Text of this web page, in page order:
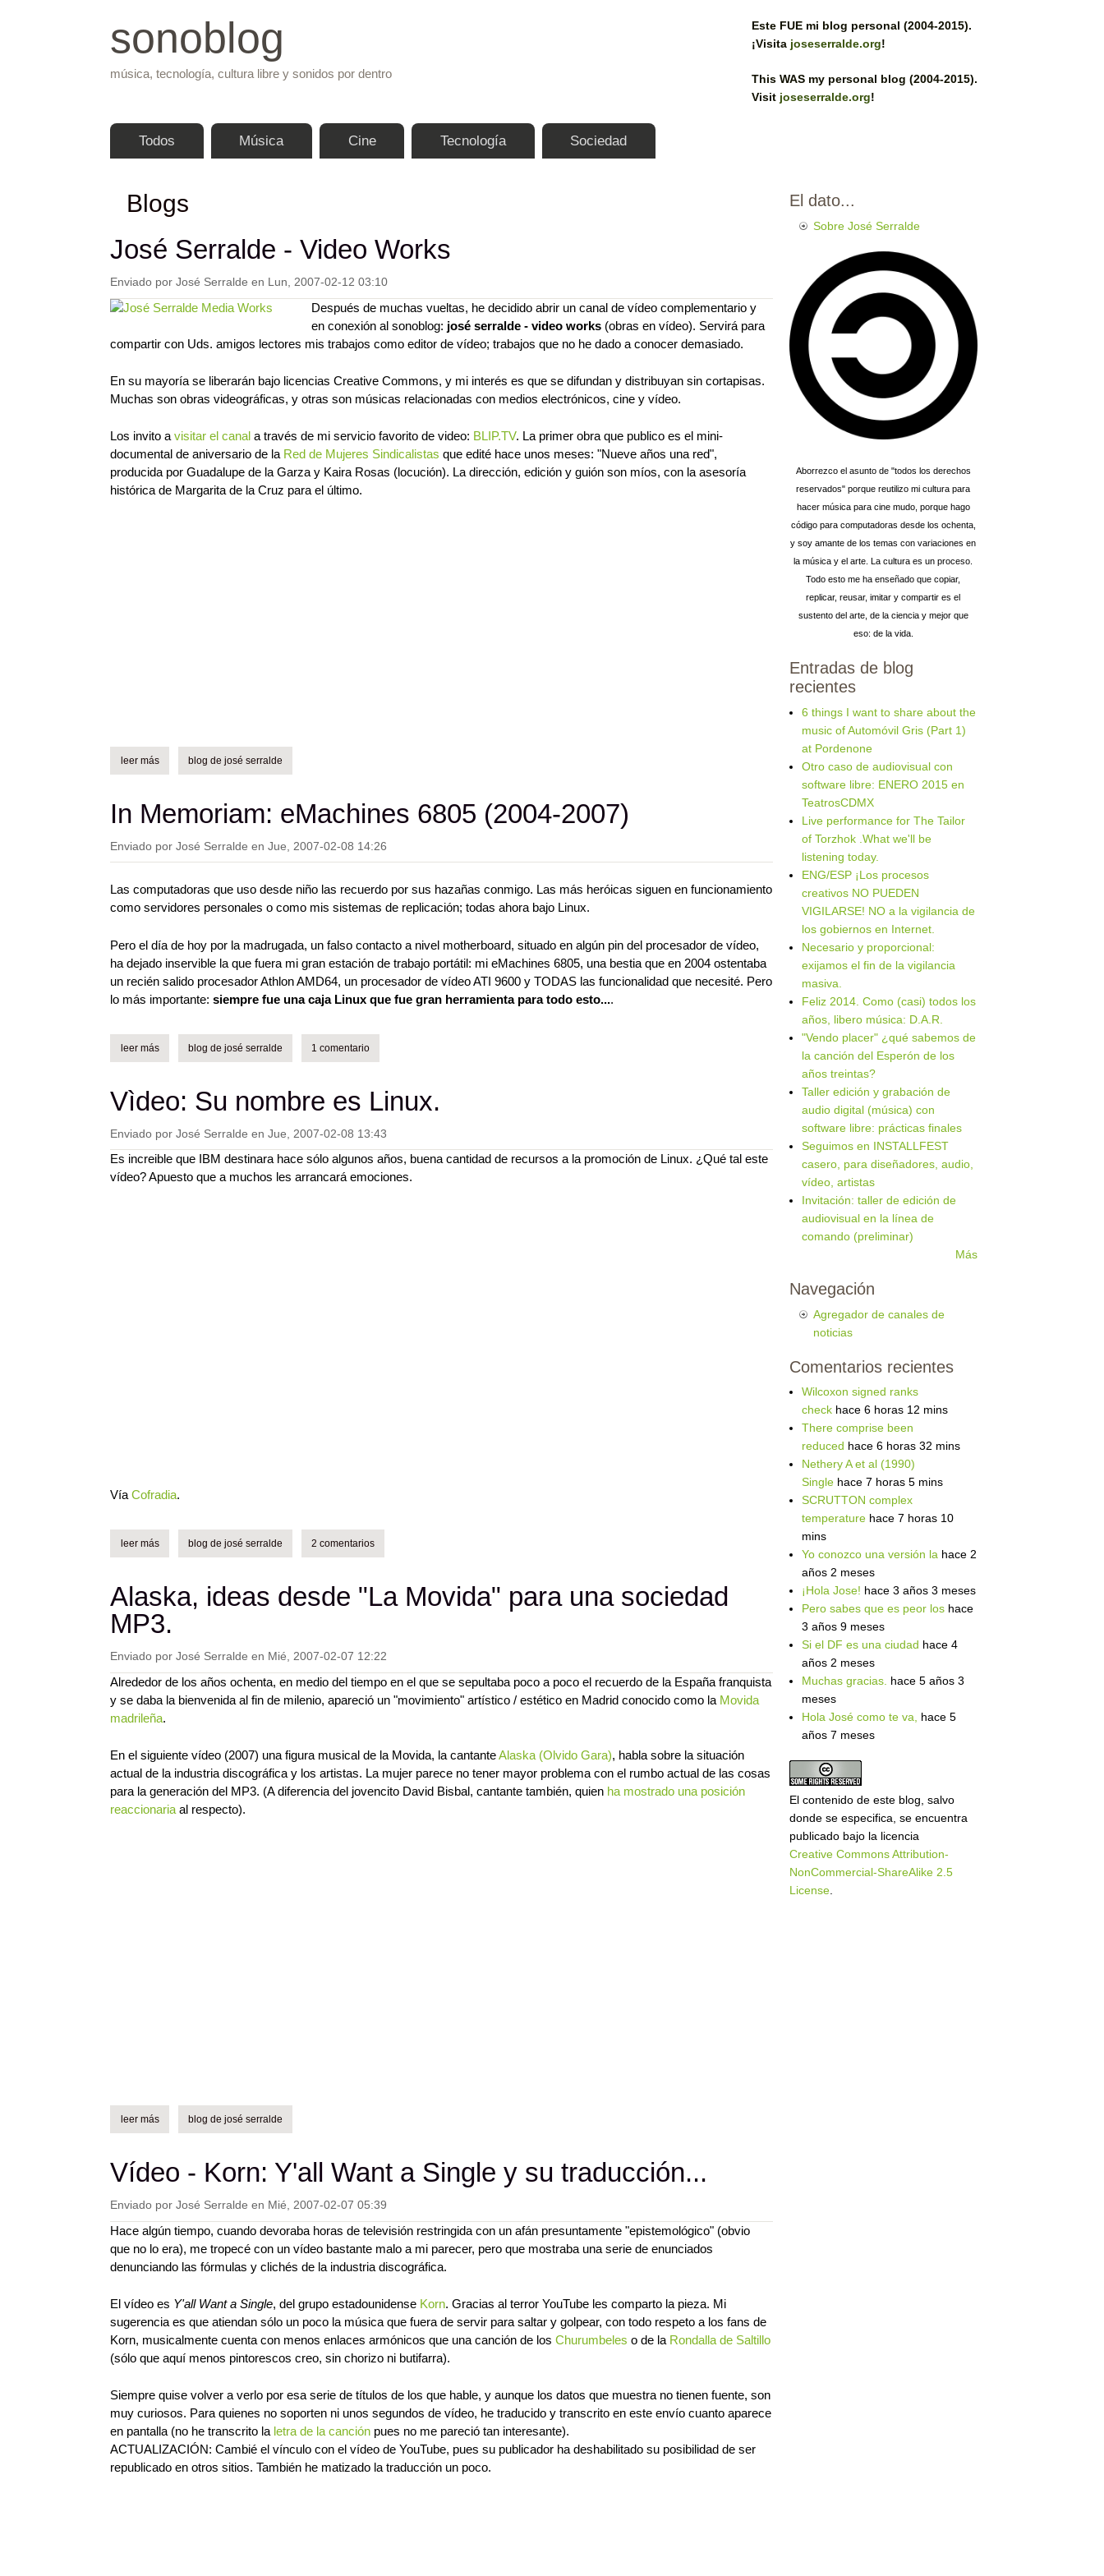
sonoblog
música, tecnología, cultura libre y sonidos por dentro
Este FUE mi blog personal (2004-2015).
¡Visita joseserralde.org!
This WAS my personal blog (2004-2015).
Visit joseserralde.org!
Menú principal
Todos Música Cine Tecnología Sociedad
Blogs
José Serralde - Video Works
Enviado porJosé Serralde en Lun, 2007-02-12 03:10
Después de muchas vueltas, he decidido abrir un canal de vídeo complementario y
en conexión al sonoblog: josé serralde - video works (obras en vídeo). Servirá para
compartir con Uds. amigos lectores mis trabajos como editor de vídeo; trabajos que no he dado a conocer demasiado.
En su mayoría se liberarán bajo licencias Creative Commons, y mi interés es que se difundan y distribuyan sin cortapisas.
Muchas son obras videográficas, y otras son músicas relacionadas con medios electrónicos, cine y vídeo.
Los invito avisitar el canal a través de mi servicio favorito de video: BLIP.TV. La primer obra que publico es el mini-
documental de aniversario de la Red de Mujeres Sindicalistas que edité hace unos meses: "Nueve años una red",
producida por Guadalupe de la Garza y Kaira Rosas (locución). La dirección, edición y guión son míos, con la asesoría
histórica de Margarita de la Cruz para el último.
leer mássobre josé serralde - video works
blog de josé serralde
In Memoriam: eMachines 6805 (2004-2007)
Enviado porJosé Serralde enJue, 2007-02-08 14:26
Las computadoras que uso desde niño las recuerdo por sus hazañas conmigo. Las más heróicas siguen en funcionamiento
como servidores personales o como mis sistemas de replicación; todas ahora bajo Linux.
Pero el día de hoy por la madrugada, un falso contacto a nivel motherboard, situado en algún pin del procesador de vídeo,
ha dejado inservible la que fuera mi gran estación de trabajo portátil: mi eMachines 6805, una bestia que en 2004 ostentaba
un recién salido procesador Athlon AMD64, un procesador de vídeo ATI 9600 y TODAS las funcionalidad que necesité. Pero
lo más importante:siempre fue una caja Linux que fue gran herramienta para todo esto....
leer mássobre in memoriam: emachines 6805 (2004-2007)
blog de josé serralde 1 comentario
Vìdeo: Su nombre es Linux.
Enviado porJosé Serralde enJue, 2007-02-08 13:43
Es increible que IBM destinara hace sólo algunos años, buena cantidad de recursos a la promoción de Linux. ¿Qué tal este
vídeo? Apuesto que a muchos les arrancará emociones.
VíaCofradia.
leer mássobre vìdeo: su nombre es linux.
blog de josé serralde 2 comentarios
Alaska, ideas desde "La Movida" para una sociedad
MP3.
Enviado porJosé Serralde en Mié, 2007-02-07 12:22
Alrededor de los años ochenta, en medio del tiempo en el que se sepultaba poco a poco el recuerdo de la España franquista
y se daba la bienvenida al fin de milenio, apareció un "movimiento" artístico / estético en Madrid conocido como la Movida
madrileña.
En el siguiente vídeo (2007) una figura musical de la Movida, la cantanteAlaska (Olvido Gara), habla sobre la situación
actual de la industria discográfica y los artistas. La mujer parece no tener mayor problema con el rumbo actual de las cosas
para la generación del MP3. (A diferencia del jovencito David Bisbal, cantante también, quien ha mostrado una posición
reaccionaria al respecto).
leer mássobre alaska, ideas desde "la movida" para una sociedad mp3.
blog de josé serralde
Vídeo - Korn: Y'all Want a Single y su traducción...
Enviado porJosé Serralde en Mié, 2007-02-07 05:39
Hace algún tiempo, cuando devoraba horas de televisión restringida con un afán presuntamente "epistemológico" (obvio
que no lo era), me tropecé con un vídeo bastante malo a mi parecer, pero que mostraba una serie de enunciados
denunciando las fórmulas y clichés de la industria discográfica.
El vídeo es Y'all Want a Single, del grupo estadounidense Korn. Gracias al terror YouTube les comparto la pieza. Mi
sugerencia es que atiendan sólo un poco la música que fuera de servir para saltar y golpear, con todo respeto a los fans de
Korn, musicalmente cuenta con menos enlaces armónicos que una canción de losChurumbeles o de la Rondalla de Saltillo
(sólo que aquí menos pintorescos creo, sin chorizo ni butifarra).
Siempre quise volver a verlo por esa serie de títulos de los que hable, y aunque los datos que muestra no tienen fuente, son
muy curiosos. Para quienes no soporten ni unos segundos de vídeo, he traducido y transcrito en este envío cuanto aparece
en pantalla (no he transcrito la letra de la canción pues no me pareció tan interesante).
ACTUALIZACIÓN: Cambié el vínculo con el vídeo de YouTube, pues su publicador ha deshabilitado su posibilidad de ser
republicado en otros sitios. También he matizado la traducción un poco.
El dato...
Sobre José Serralde
Aborrezco el asunto de "todos los derechos
reservados" porque reutilizo mi cultura para
hacer música para cine mudo, porque hago
código para computadoras desde los ochenta,
y soy amante de los temas con variaciones en
la música y el arte. La cultura es un proceso.
Todo esto me ha enseñado que copiar,
replicar, reusar, imitar y compartir es el
sustento del arte, de la ciencia y mejor que
eso: de la vida.
Entradas de blog
recientes
6 things I want to share about the
music of Automóvil Gris (Part 1)
at Pordenone
Otro caso de audiovisual con
software libre: ENERO 2015 en
TeatrosCDMX
Live performance for The Tailor
of Torzhok .What we'll be
listening today.
ENG/ESP ¡Los procesos
creativos NO PUEDEN
VIGILARSE! NO a la vigilancia de
los gobiernos en Internet.
Necesario y proporcional:
exijamos el fin de la vigilancia
masiva.
Feliz 2014. Como (casi) todos los
años, libero música: D.A.R.
"Vendo placer" ¿qué sabemos de
la canción del Esperón de los
años treintas?
Taller edición y grabación de
audio digital (música) con
software libre: prácticas finales
Seguimos en INSTALLFEST
casero, para diseñadores, audio,
vídeo, artistas
Invitación: taller de edición de
audiovisual en la línea de
comando (preliminar)
Más
Navegación
Agregador de canales de
noticias
Comentarios recientes
Wilcoxon signed ranks
check hace 6 horas 12 mins
There comprise been
reduced hace 6 horas 32 mins
Nethery A et al (1990)
Single hace 7 horas 5 mins
SCRUTTON complex
temperature hace 7 horas 10
mins
Yo conozco una versión la hace 2
años 2 meses
¡Hola Jose! hace 3 años 3 meses
Pero sabes que es peor los hace
3 años 9 meses
Si el DF es una ciudad hace 4
años 2 meses
Muchas gracias. hace 5 años 3
meses
Hola José como te va, hace 5
años 7 meses
El contenido de este blog, salvo
donde se especifica, se encuentra
publicado bajo la licencia
Creative Commons Attribution-
NonCommercial-ShareAlike 2.5
License.